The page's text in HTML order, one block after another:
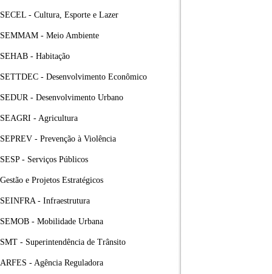
SECEL - Cultura, Esporte e Lazer
SEMMAM - Meio Ambiente
SEHAB - Habitação
SETTDEC - Desenvolvimento Econômico
SEDUR - Desenvolvimento Urbano
SEAGRI - Agricultura
SEPREV - Prevenção à Violência
SESP - Serviços Públicos
Gestão e Projetos Estratégicos
SEINFRA - Infraestrutura
SEMOB - Mobilidade Urbana
SMT - Superintendência de Trânsito
ARFES - Agência Reguladora